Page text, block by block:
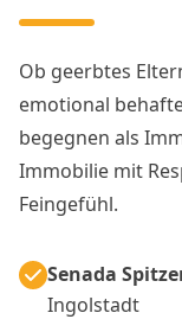
Ob geerbtes
emotional
begegnen als
Immobilie mit
Feingefühl.
Senada
Ingolstadt